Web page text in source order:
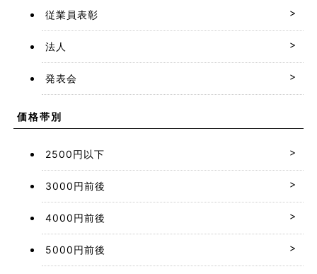
従業員表彰
法人
発表会
価格帯別
2500円以下
3000円前後
4000円前後
5000円前後